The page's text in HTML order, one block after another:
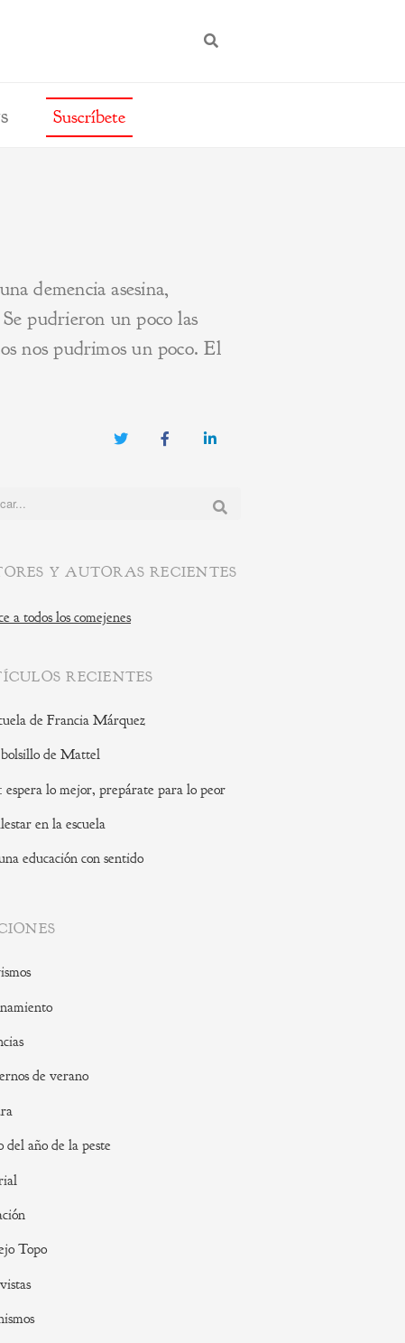
BUSCAR
Suscríbete
demencia asesina,
pudrieron un poco las
nos pudrimos un poco. El
TwitterFacebookLinkedIn
Y AUTORAS RECIENTES
a todos los comejenes
RECIENTES
de Francia Márquez
de Mattel
espera lo mejor, prepárate para lo peor
en la escuela
educación con sentido
de verano
del año de la peste
Topo